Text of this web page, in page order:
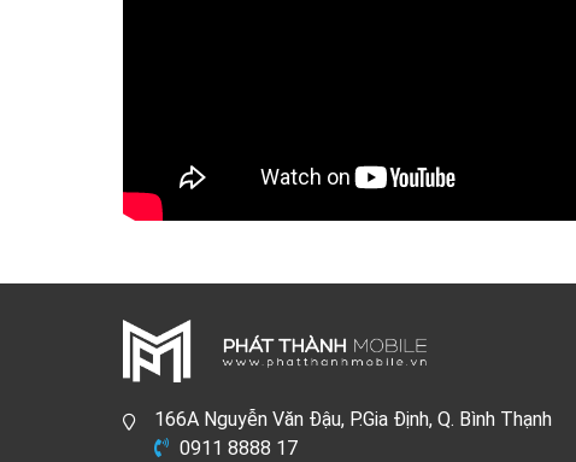
166A Nguyễn Văn Đậu, P.Gia Định, Q. Bình Thạnh
0911 8888 17